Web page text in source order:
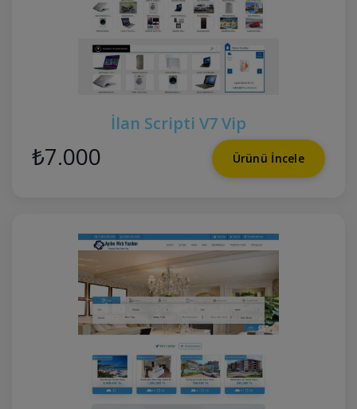
İlan Scripti V7 Vip
₺7.000 Ürünü İncele